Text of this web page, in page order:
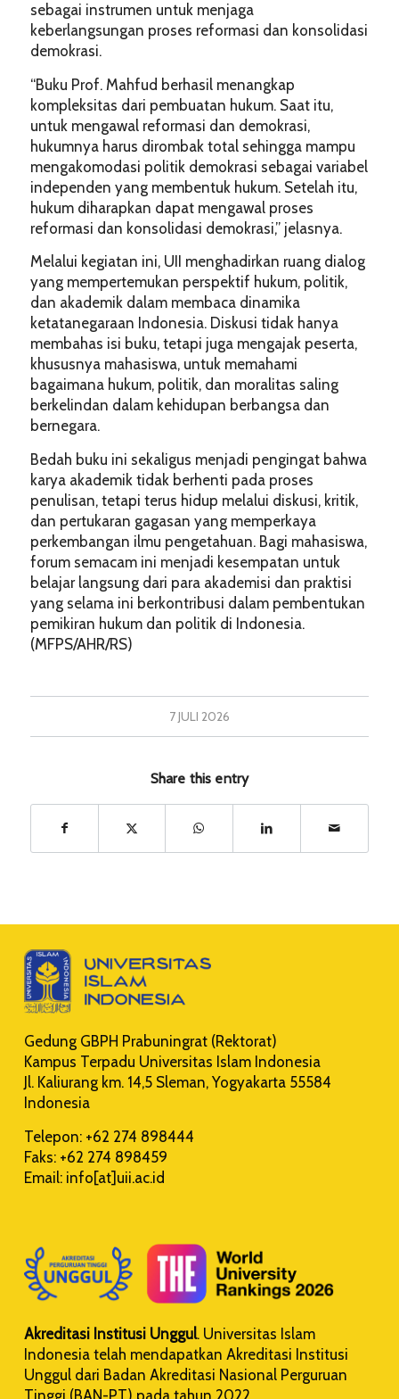
sebagai instrumen untuk menjaga
keberlangsungan proses reformasi dan konsolidasi
demokrasi.
“Buku Prof. Mahfud berhasil menangkap
kompleksitas dari pembuatan hukum. Saat itu,
untuk mengawal reformasi dan demokrasi,
hukumnya harus dirombak total sehingga mampu
mengakomodasi politik demokrasi sebagai variabel
independen yang membentuk hukum. Setelah itu,
hukum diharapkan dapat mengawal proses
reformasi dan konsolidasi demokrasi,” jelasnya.
Melalui kegiatan ini, UII menghadirkan ruang dialog
yang mempertemukan perspektif hukum, politik,
dan akademik dalam membaca dinamika
ketatanegaraan Indonesia. Diskusi tidak hanya
membahas isi buku, tetapi juga mengajak peserta,
khususnya mahasiswa, untuk memahami
bagaimana hukum, politik, dan moralitas saling
berkelindan dalam kehidupan berbangsa dan
bernegara.
Bedah buku ini sekaligus menjadi pengingat bahwa
karya akademik tidak berhenti pada proses
penulisan, tetapi terus hidup melalui diskusi, kritik,
dan pertukaran gagasan yang memperkaya
perkembangan ilmu pengetahuan. Bagi mahasiswa,
forum semacam ini menjadi kesempatan untuk
belajar langsung dari para akademisi dan praktisi
yang selama ini berkontribusi dalam pembentukan
pemikiran hukum dan politik di Indonesia.
(MFPS/AHR/RS)
7 JULI 2026
Share this entry
Gedung GBPH Prabuningrat (Rektorat)
Kampus Terpadu Universitas Islam Indonesia
Jl. Kaliurang km. 14,5 Sleman, Yogyakarta 55584
Indonesia
Telepon: +62 274 898444
Faks: +62 274 898459
Email: info[at]uii.ac.id
Akreditasi Institusi Unggul. Universitas Islam
Indonesia telah mendapatkan Akreditasi Institusi
Unggul dari Badan Akreditasi Nasional Perguruan
Tinggi (BAN-PT) pada tahun 2022.